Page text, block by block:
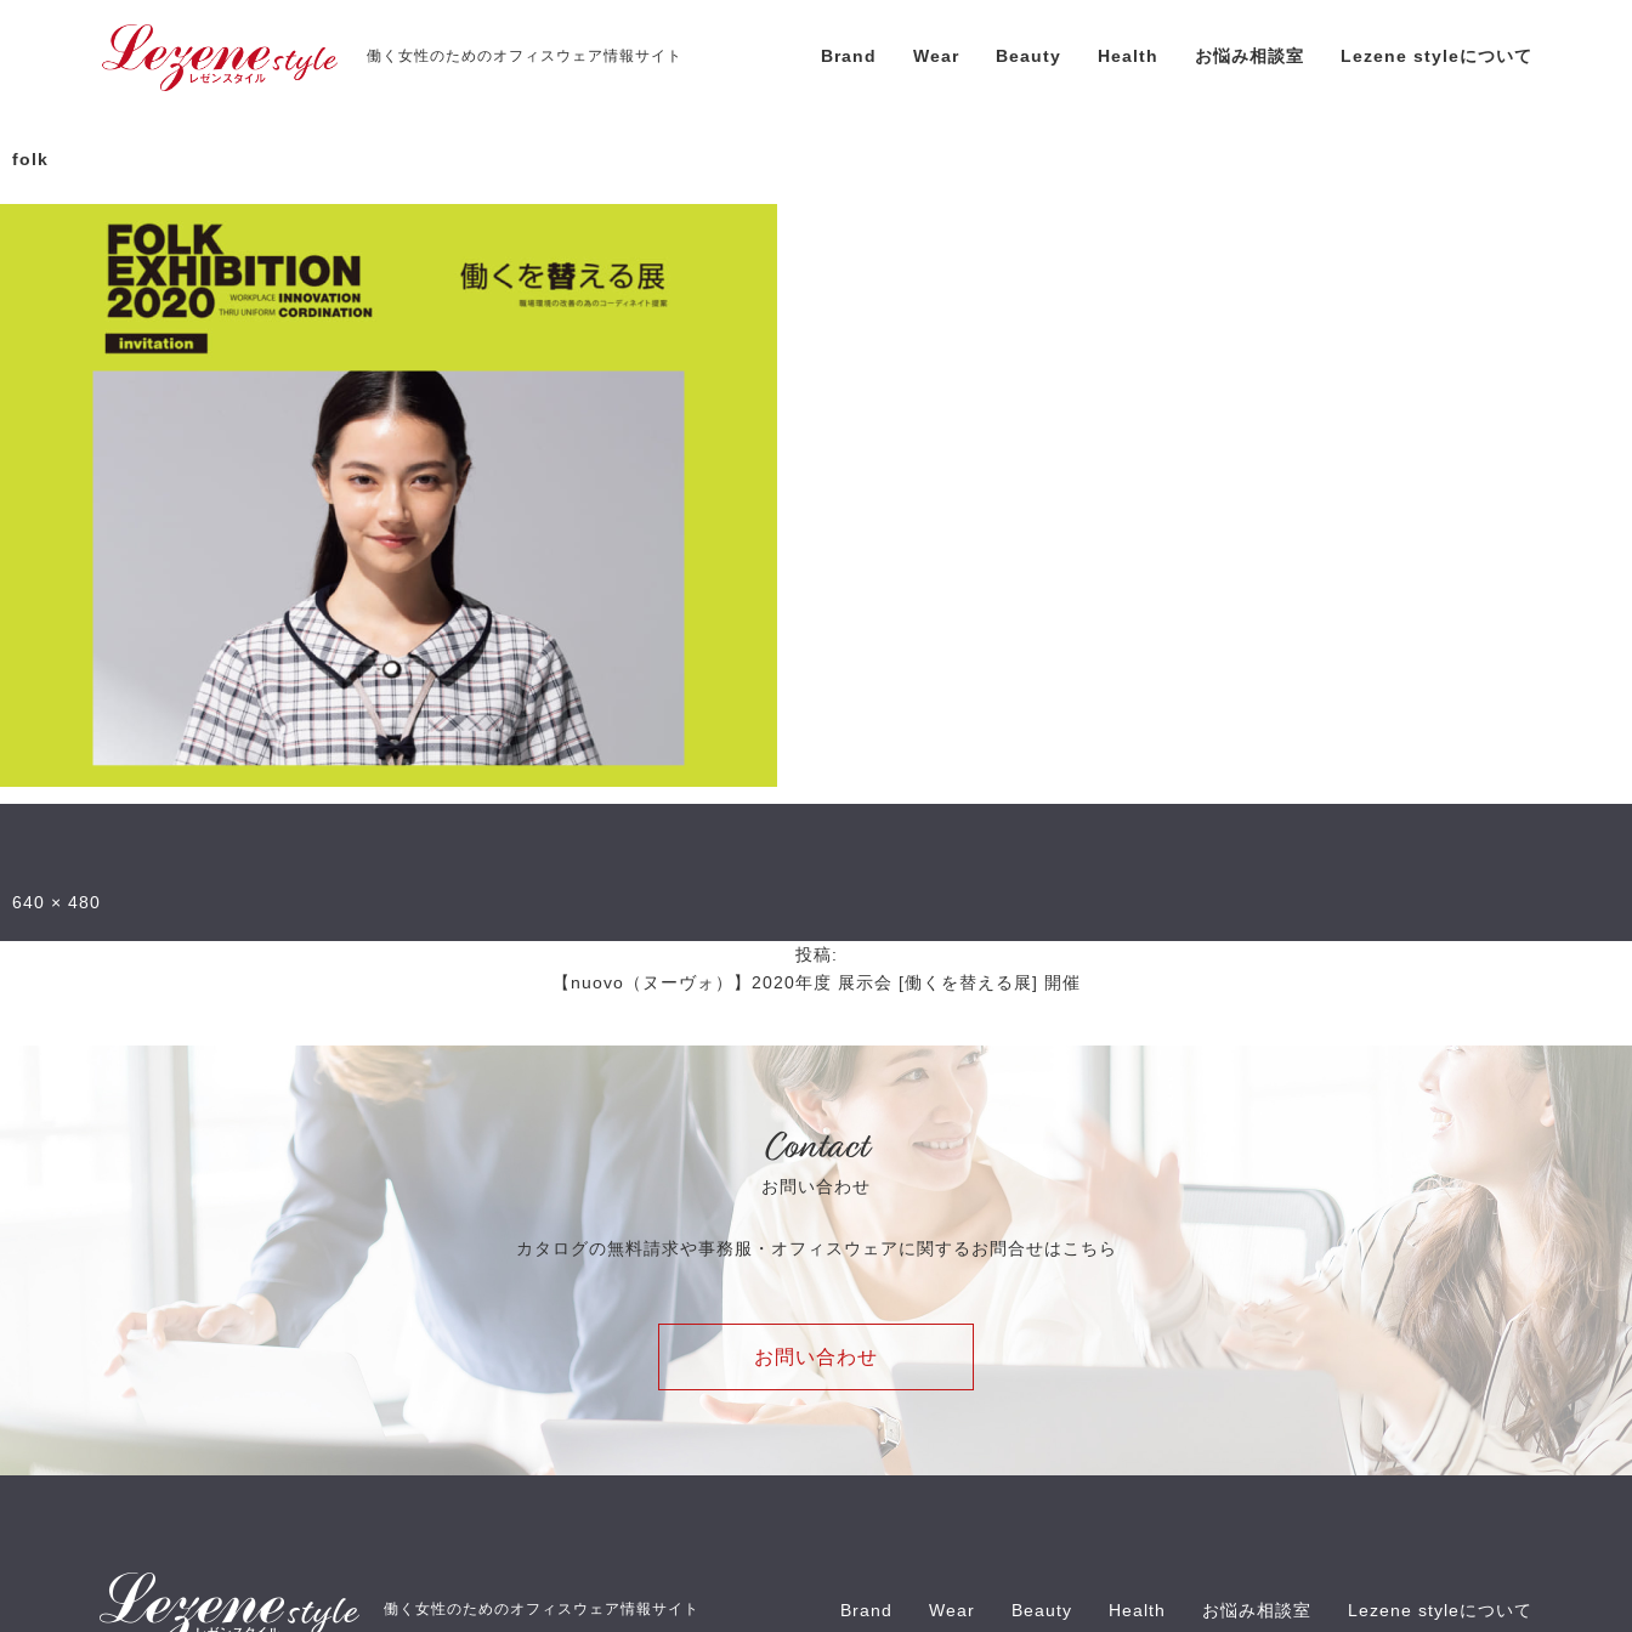
働く女性のためのオフィスウェア情報サイト Brand Wear Beauty Health お悩み相談室 Lezene styleについて
folk
640 × 480
投稿:
【nuovo（ヌーヴォ）】2020年度 展示会 [働くを替える展] 開催
Contact
お問い合わせ
カタログの無料請求や事務服・オフィスウェアに関するお問合せはこちら
お問い合わせ
働く女性のためのオフィスウェア情報サイト Brand Wear Beauty Health お悩み相談室 Lezene styleについて